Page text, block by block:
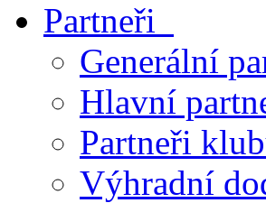
Partneři
Generální
Hlavní
Partneři
Výhradní